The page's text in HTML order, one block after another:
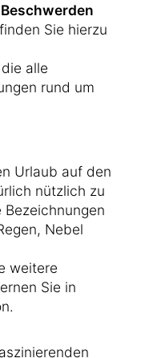
Beschwerden
Sie hierzu
alle
rund um
Urlaub auf den
nützlich zu
Nebel
weitere
Sie in